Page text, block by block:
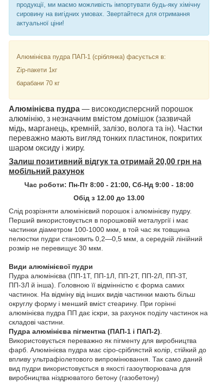
продукції, ми маємо можливість імпортувати будь-яку хімічну
сировину на вигідних умовах. Звертайтеся для отримання
актуальної ціни!
Алюмінієва пудра ПАП-1 (сріблянка) фасується в:
Zip-пакети 1кг
барабани 70 кг
Алюмінієва пудра — високодисперсний порошок
алюмінію, з незначним вмістом домішок (зазвичай
мідь, марганець, кремній, залізо, волога та ін). Частки
переважно мають вигляд тонких пластинок, покритих
шаром оксиду і жиру.
Залиш позитивний відгук та отримай 20,00 грн на
мобільний рахунок
Час роботи: Пн-Пт 8:00 - 21:00, Сб-Нд 9:00 - 18:00
Обід з 12.00 до 13.00
Слід розрізняти алюмінієвий порошок і алюмінієву пудру.
Перший використовується в порошковій металургії і має
частинки діаметром 100-1000 мкм, в той час як товщина
пелюстки пудри становить 0,2—0,5 мкм, а середній лінійний
розмір не перевищує 30 мкм.
Види алюмінієвої пудри
Пудра алюмінієва (ПП-1Т, ПП-1Л, ПП-2Т, ПП-2Л, ПП-3Т,
ПП-3Л й інша). Головною її відмінністю є форма самих
частинок. На відміну від інших видів частинки мають більш
округлу форму і менший вміст стеарину. При горінні
алюмінієва пудра ПП дає іскри, за рахунок поділу частинок на
складові частини.
Пудра алюмінієва пігментна (ПАП-1 і ПАП-2)
Використовується переважно як пігменту для виробництва
фарб. Алюмінієва пудра має сіро-сріблястий колір, стійкий до
впливу ультрафіолетового випромінювання. Так само даний
вид пудри використовується в якості газоутворювача для
виробництва ніздрюватого бетону (газобетону)